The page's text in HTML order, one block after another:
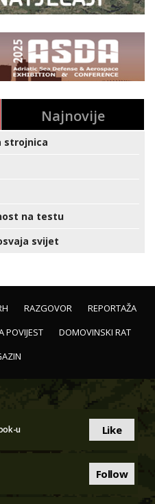
Najnovije
strojnica
na testu
svijet
RAZGOVOR
REPORTAŽA
POVIJEST
DOMOVINSKI RAT
u Like
Follow